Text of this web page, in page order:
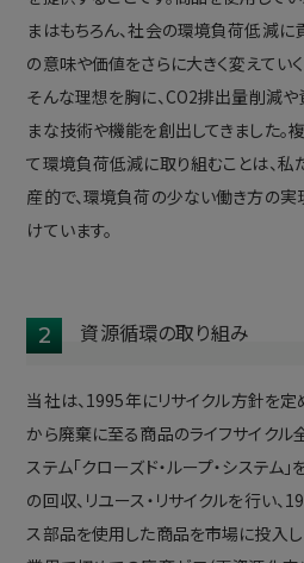
まはもちろん、社会の環境負荷低減に貢
の意味や価値をさらに大きく変えていく――
そんな理想を胸に、CO2排出量削減
まな技術や機能を創出してきました。
て環境負荷低減に取り組むことは、私
産的で、環境負荷の少ない働き方の
けています。
2 資源循環の取り組み
当社は、1995年にリサイクル方針を
から廃棄に至る商品のライフサイク
ステム「クローズド・ループ・システム
の回収、リユース・リサイクルを行い、
ス部品を使用した商品を市場に投入し